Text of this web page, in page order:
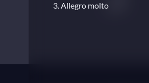
3. Allegro molto